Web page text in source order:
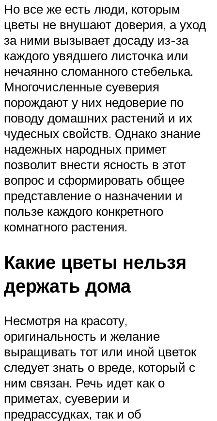
Но все же есть люди, которым
цветы не внушают доверия, а уход
за ними вызывает досаду из-за
каждого увядшего листочка или
нечаянно сломанного стебелька.
Многочисленные суеверия
порождают у них недоверие по
поводу домашних растений и их
чудесных свойств. Однако знание
надежных народных примет
позволит внести ясность в этот
вопрос и сформировать общее
представление о назначении и
пользе каждого конкретного
комнатного растения.
Какие цветы нельзя
держать дома
Несмотря на красоту,
оригинальность и желание
выращивать тот или иной цветок
следует знать о вреде, который с
ним связан. Речь идет как о
приметах, суеверии и
предрассудках, так и об